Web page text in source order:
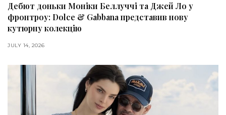
Дебют доньки Моніки Беллуччі та Джей Ло у
фронтроу: Dolce & Gabbana представив нову
кутюрну колекцію
JULY 14, 2026